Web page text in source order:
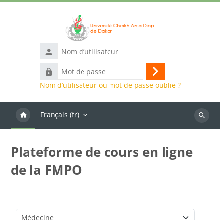
Nom
d’utilisateur
Mot
de
Connexion
Nom d’utilisateur ou mot de passe oublié ?
Français ‎(fr)‎
Plateforme de cours en ligne
de la FMPO